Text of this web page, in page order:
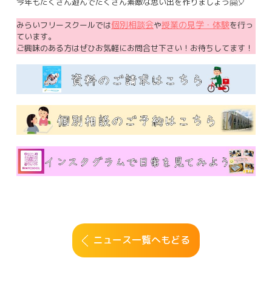
みらいフリースクールでは個別相談会や授業の見学・体験を行っ
ています。
ご興味のある方はぜひお気軽にお問合せ下さい！お待ちしてます！
ニュース一覧へもどる